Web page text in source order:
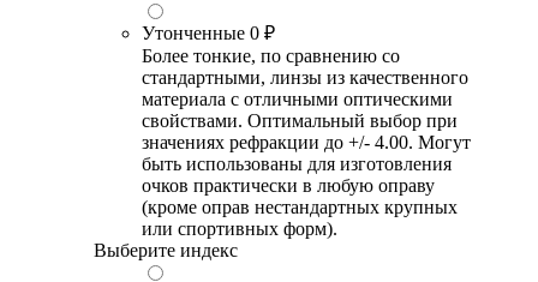
Утонченные 0 ₽
Более тонкие, по сравнению со
стандартными, линзы из качественного
материала с отличными оптическими
свойствами. Оптимальный выбор при
значениях рефракции до +/- 4.00. Могут
быть использованы для изготовления
очков практически в любую оправу
(кроме оправ нестандартных крупных
или спортивных форм).
Выберите индекс